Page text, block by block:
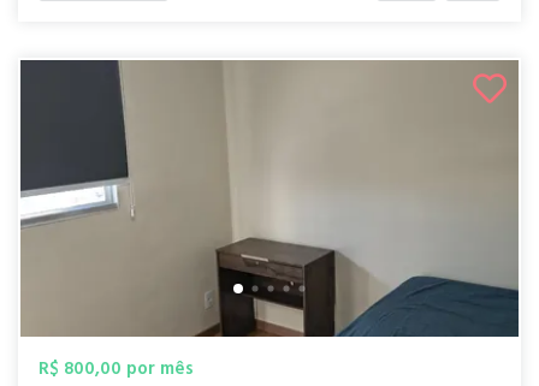
R$ 800,00 por mês